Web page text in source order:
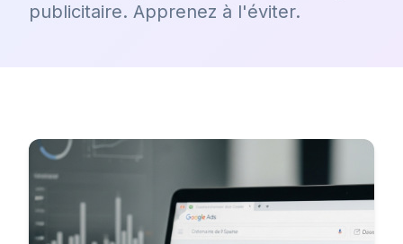
publicitaire. Apprenez à l'éviter.